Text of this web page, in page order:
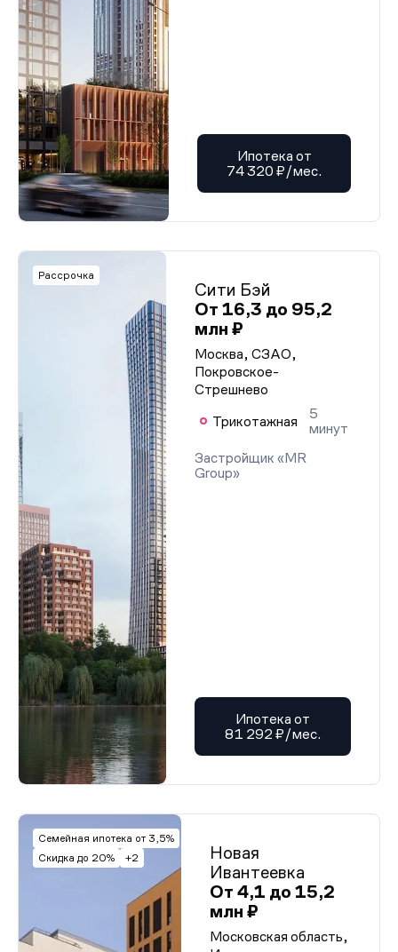
Ипотека от
74 320 ₽/мес.
Рассрочка
Сити Бэй
От 16,3 до 95,2
млн ₽
Москва, СЗАО,
Покровское-
Стрешнево
Трикотажная
5
минут
Застройщик «MR
Group»
Ипотека от
81 292 ₽/мес.
Семейная ипотека от 3,5%
Скидка до 20%
+2
Новая
Ивантеевка
От 4,1 до 15,2
млн ₽
Московская область,